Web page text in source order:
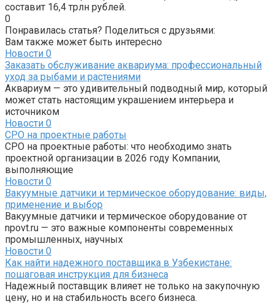
составит 16,4 трлн рублей.
0
Понравилась статья? Поделиться с друзьями:
Вам также может быть интересно
Новости 0
Заказать обслуживание аквариума: профессиональный
уход за рыбами и растениями
Аквариум — это удивительный подводный мир, который
может стать настоящим украшением интерьера и
источником
Новости 0
СРО на проектные работы
СРО на проектные работы: что необходимо знать
проектной организации в 2026 году Компании,
выполняющие
Новости 0
Вакуумные датчики и термическое оборудование: виды,
применение и выбор
Вакуумные датчики и термическое оборудование от
npovt.ru — это важные компоненты современных
промышленных, научных
Новости 0
Как найти надежного поставщика в Узбекистане:
пошаговая инструкция для бизнеса
Надежный поставщик влияет не только на закупочную
цену, но и на стабильность всего бизнеса.